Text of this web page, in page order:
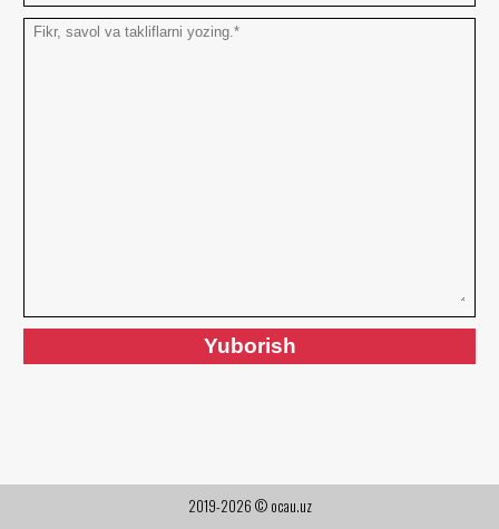
2019-2026 © ocau.uz